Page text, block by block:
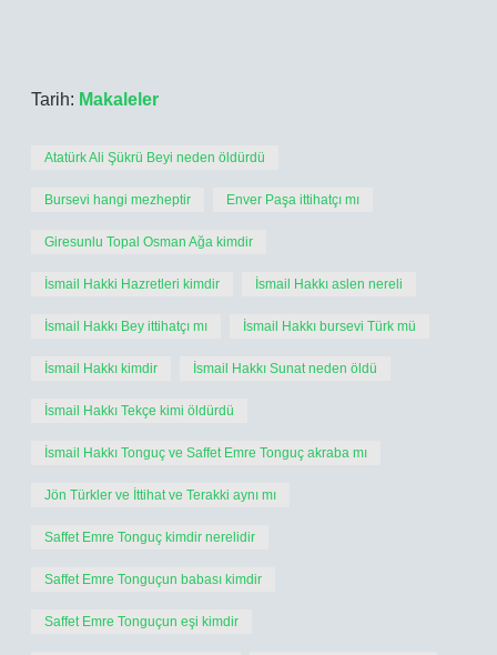
Tarih: Makaleler
Atatürk Ali Şükrü Beyi neden öldürdü
Bursevi hangi mezheptir Enver Paşa ittihatçı mı
Giresunlu Topal Osman Ağa kimdir
İsmail Hakki Hazretleri kimdir İsmail Hakkı aslen nereli
İsmail Hakkı Bey ittihatçı mı İsmail Hakkı bursevi Türk mü
İsmail Hakkı kimdir İsmail Hakkı Sunat neden öldü
İsmail Hakkı Tekçe kimi öldürdü
İsmail Hakkı Tonguç ve Saffet Emre Tonguç akraba mı
Jön Türkler ve İttihat ve Terakki aynı mı
Saffet Emre Tonguç kimdir nerelidir
Saffet Emre Tonguçun babası kimdir
Saffet Emre Tonguçun eşi kimdir